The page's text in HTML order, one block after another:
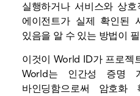
실행하거나 서비스와 상
에이전트가 실제 확인된
있음을 알 수 있는 방법이
이것이 World ID가 프로젝
World는 인간성 증명
바인딩함으로써 암호화